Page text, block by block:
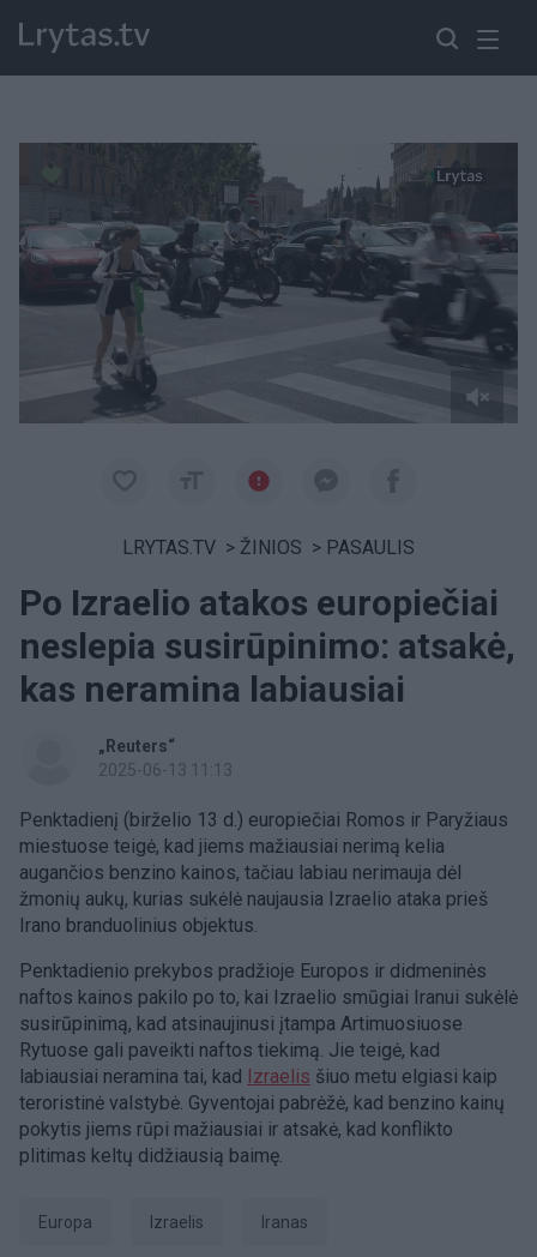
LRYTAS.TV > ŽINIOS > PASAULIS
Po Izraelio atakos europiečiai
neslepia susirūpinimo: atsakė,
kas neramina labiausiai
„Reuters“
2025-06-13 11:13
Penktadienį (birželio 13 d.) europiečiai Romos ir Paryžiaus
miestuose teigė, kad jiems mažiausiai nerimą kelia
augančios benzino kainos, tačiau labiau nerimauja dėl
žmonių aukų, kurias sukėlė naujausia Izraelio ataka prieš
Irano branduolinius objektus.
Penktadienio prekybos pradžioje Europos ir didmeninės
naftos kainos pakilo po to, kai Izraelio smūgiai Iranui sukėlė
susirūpinimą, kad atsinaujinusi įtampa Artimuosiuose
Rytuose gali paveikti naftos tiekimą. Jie teigė, kad
labiausiai neramina tai, kad Izraelis šiuo metu elgiasi kaip
teroristinė valstybė. Gyventojai pabrėžė, kad benzino kainų
pokytis jiems rūpi mažiausiai ir atsakė, kad konflikto
plitimas keltų didžiausią baimę.
Europa Izraelis Iranas